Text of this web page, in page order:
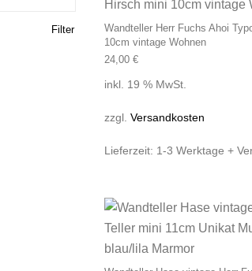
Filter
Wandteller Herr Fuchs Ahoi
10cm vintage Wohnen
24,00 €
inkl. 19 % MwSt.
zzgl. Versandkosten
Lieferzeit: 1-3 Werktage +